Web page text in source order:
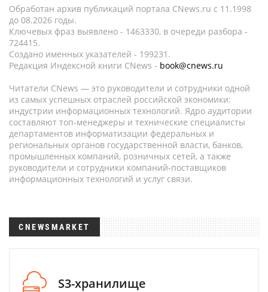
Обработан архив публикаций портала CNews.ru c 11.1998
до 08.2026 годы.
Ключевых фраз выявлено - 1463330, в очереди разбора -
724415.
Создано именных указателей - 199231.
Редакция Индексной книги CNews - book@cnews.ru
Читатели CNews — это руководители и сотрудники одной
из самых успешных отраслей российской экономики:
индустрии информационных технологий. Ядро аудитории
составляют топ-менеджеры и технические специалисты
департаментов информатизации федеральных и
региональных органов государственной власти, банков,
промышленных компаний, розничных сетей, а также
руководители и сотрудники компаний-поставщиков
информационных технологий и услуг связи.
CNEWSMARKET
S3-хранилище